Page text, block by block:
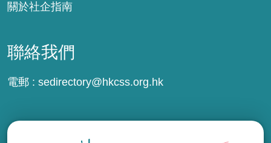
關於社企指南
聯絡我們
電郵 : sedirectory@hkcss.org.hk